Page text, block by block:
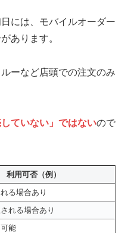
には、モバイルオーダー
あります。
ーなど店頭での注文のみ
ていない」ではないので
利用可否（例）
る場合あり
れる場合あり
能